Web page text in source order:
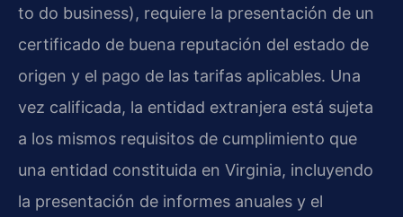
to do business), requiere la presentación de un
certificado de buena reputación del estado de
origen y el pago de las tarifas aplicables. Una
vez calificada, la entidad extranjera está sujeta
a los mismos requisitos de cumplimiento que
una entidad constituida en Virginia, incluyendo
la presentación de informes anuales y el